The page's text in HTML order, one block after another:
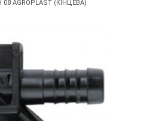
AGROPLAST (КІНЦЕВА)